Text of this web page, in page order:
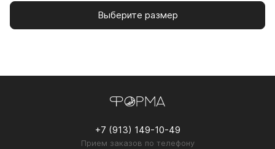
Выберите размер
+7 (913) 149-10-49
Прием заказов по телефону